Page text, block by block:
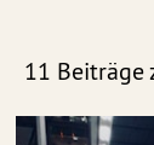
11 Beiträge